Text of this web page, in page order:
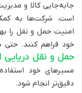
جابه‌جایی کالا و
است. شرکت‌ها به کمک
امنیت حمل و نقل را
خود فراهم کنند. حتی
حمل و نقل دریایی
مسیرهای خود
دقیق‌تر انجام شود.